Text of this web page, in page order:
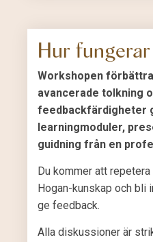
Hur
Workshopen
avancerade tolkning
feedbackfärdigheter
learningmoduler,
guidning från en
Du kommer att
Hogan-kunskap och bli
ge feedback.
Alla diskussioner är